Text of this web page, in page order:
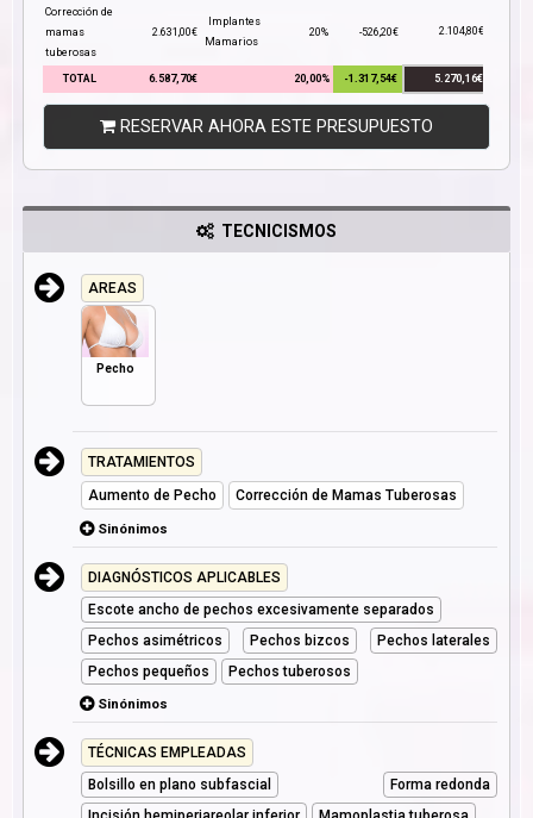
Corrección de
mamas
tuberosas
2.631,00€
Implantes
Mamarios
20% -526,20€ 2.104,80€
TOTAL 6.587,70€ 20,00% -1.317,54€ 5.270,16€
RESERVAR AHORA ESTE PRESUPUESTO
TECNICISMOS
AREAS
Pecho
TRATAMIENTOS
Aumento de Pecho
Corrección de Mamas Tuberosas
Sinónimos
DIAGNÓSTICOS APLICABLES
Escote ancho de pechos excesivamente separados
Pechos asimétricos
Pechos bizcos
Pechos laterales
Pechos pequeños
Pechos tuberosos
Sinónimos
TÉCNICAS EMPLEADAS
Bolsillo en plano subfascial
Forma redonda